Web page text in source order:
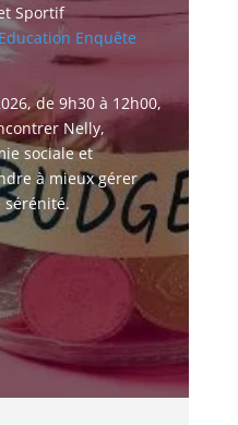
Sportif
Education Enquête
de 9h30 à 12h00,
Nelly,
sociale et
à mieux gérer